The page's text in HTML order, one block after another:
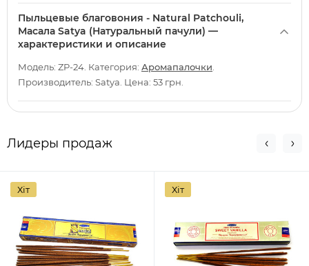
Пыльцевые благовония - Natural Patchouli,
Масала Satya (Натуральный пачули) —
характеристики и описание
Модель: ZP-24. Категория: Аромапалочки
Производитель: Satya. Цена: 53 грн.
Лидеры продаж
Хіт Хіт